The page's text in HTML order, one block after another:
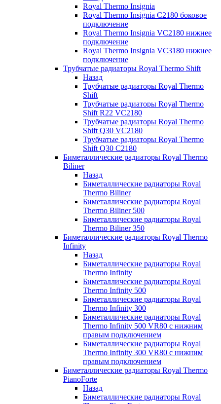
Royal Thermo Insignia
Royal Thermo Insignia C2180 боковое
подключение
Royal Thermo Insignia VC2180 нижнее
подключение
Royal Thermo Insignia VC3180 нижнее
подключение
Трубчатые радиаторы Royal Thermo Shift
Назад
Трубчатые радиаторы Royal Thermo
Shift
Трубчатые радиаторы Royal Thermo
Shift R22 VC2180
Трубчатые радиаторы Royal Thermo
Shift Q30 VC2180
Трубчатые радиаторы Royal Thermo
Shift Q30 C2180
Биметаллические радиаторы Royal Thermo
Biliner
Назад
Биметаллические радиаторы Royal
Thermo Biliner
Биметаллические радиаторы Royal
Thermo Biliner 500
Биметаллические радиаторы Royal
Thermo Biliner 350
Биметаллические радиаторы Royal Thermo
Infinity
Назад
Биметаллические радиаторы Royal
Thermo Infinity
Биметаллические радиаторы Royal
Thermo Infinity 500
Биметаллические радиаторы Royal
Thermo Infinity 300
Биметаллические радиаторы Royal
Thermo Infinity 500 VR80 с нижним
правым подключением
Биметаллические радиаторы Royal
Thermo Infinity 300 VR80 с нижним
правым подключением
Биметаллические радиаторы Royal Thermo
PianoForte
Назад
Биметаллические радиаторы Royal